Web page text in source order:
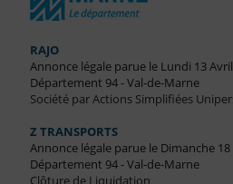
RAJO
Annonce légale parue le Lundi 13
Département 94 - Val-de-Marne
Société par Actions Simplifiées
Z TRANSPORTS
Annonce légale parue le Dimanche
Département 94 - Val-de-Marne
Clôture de Liquidation